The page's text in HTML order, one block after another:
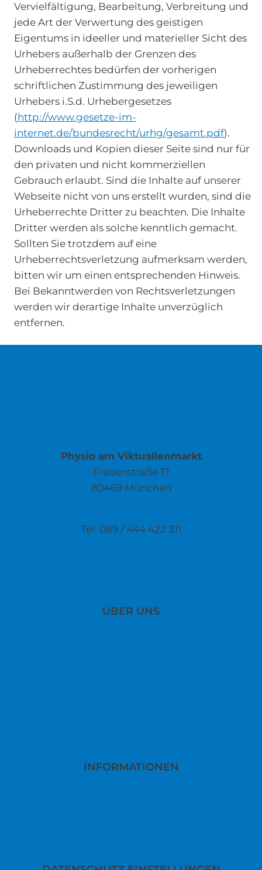
Vervielfältigung, Bearbeitung, Verbreitung und
jede Art der Verwertung des geistigen
Eigentums in ideeller und materieller Sicht des
Urhebers außerhalb der Grenzen des
Urheberrechtes bedürfen der vorherigen
schriftlichen Zustimmung des jeweiligen
Urhebers i.S.d. Urhebergesetzes
(http://www.gesetze-im-
internet.de/bundesrecht/urhg/gesamt.pdf).
Downloads und Kopien dieser Seite sind nur für
den privaten und nicht kommerziellen
Gebrauch erlaubt. Sind die Inhalte auf unserer
Webseite nicht von uns erstellt wurden, sind die
Urheberrechte Dritter zu beachten. Die Inhalte
Dritter werden als solche kenntlich gemacht.
Sollten Sie trotzdem auf eine
Urheberrechtsverletzung aufmerksam werden,
bitten wir um einen entsprechenden Hinweis.
Bei Bekanntwerden von Rechtsverletzungen
werden wir derartige Inhalte unverzüglich
entfernen.
Physio am Viktualienmarkt
Frauenstraße 17
80469 München
Tel: 089 / 444 422 311
ÜBER UNS
INFORMATIONEN